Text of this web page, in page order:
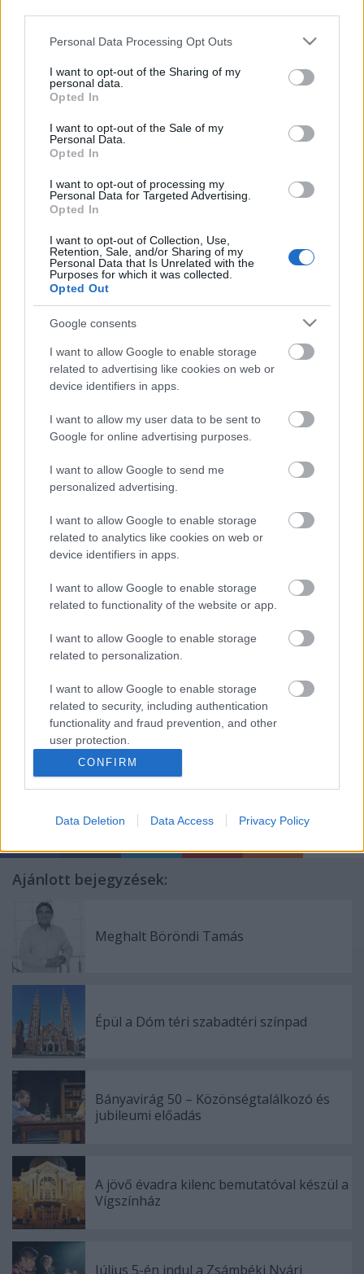
Please note that this website/app uses one or more Google
not limited to your visit or usage behaviour. You may click to
grant or deny consent to Google and its third-party tags to
use your data for below specified purposes in below Google
consent section.
Personal Data Processing Opt Outs
I want to opt-out of the Sharing of my
personal data.
Opted In
I want to opt-out of the Sale of my
Personal Data.
Opted In
I want to opt-out of processing my
Personal Data for Targeted Advertising.
Opted In
I want to opt-out of Collection, Use,
Retention, Sale, and/or Sharing of my
Personal Data that Is Unrelated with the
Purposes for which it was collected.
Opted Out
Google consents
I want to allow Google to enable storage
related to advertising like cookies on web or
device identifiers in apps.
I want to allow my user data to be sent to
Google for online advertising purposes.
I want to allow Google to send me
personalized advertising.
I want to allow Google to enable storage
related to analytics like cookies on web or
device identifiers in apps.
I want to allow Google to enable storage
related to functionality of the website or app.
I want to allow Google to enable storage
related to personalization.
I want to allow Google to enable storage
related to security, including authentication
functionality and fraud prevention, and other
user protection.
CONFIRM
Data Deletion Data Access Privacy Policy
soproni színház előadásaira.
A direktor hozzátette: továbbra sem kívánnak
fejlődjenek, ezáltal élvezhető és folyamatosan
megújuló darabokat adjanak elő minden műfajban
kezdődő évadban összesen 192 bérletes darabot
láthat, ebből 149-et nagyszínpadon.
Fodor Tamás, Sopron Megyei Jogú Város
polgármestere elmondta: 2015 tavaszára elkészül a
Fertőrákosi Barlangszínház, amelyet tavasztól őszig
olyan darabokkal kell majd megtölteniük, amelyek
akár Ausztriából is ide csábíthatják a nézőket.
Demcsák Ottó, a tánctagozat vezetője felidézte,
hogy augusztusban bejelentik a Sopron Balett
megalakulását. Ennek legelső bemutatkozása a
Páneurópai Piknik 25. évfordulóján, a Fertőrákosi
táncjátékkal. Kiemelte: a tánctagozat folyamatosan
fejlődik, amelyet jól mutat a győri X. Magyar
"kitűnően sikerült".
Anikó ésPap Attilaszínészek kapták kiemelkedő
munkájukért.
Ajánlott bejegyzések:
Meghalt Böröndi Tamás
Épül a Dóm téri szabadtéri színpad
Bányavirág 50 – Közönségtalálkozó és
jubileumi előadás
A jövő évadra kilenc bemutatóval készül a
Vígszínház
Július 5-én indul a Zsámbéki Nyári